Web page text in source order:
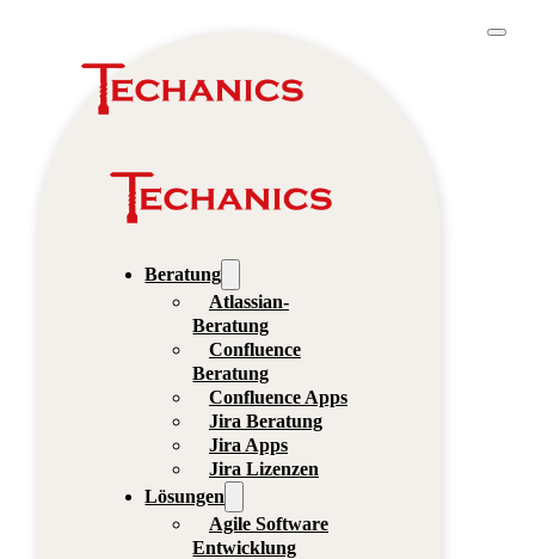
Beratung
Atlassian-
Beratung
Confluence
Beratung
Confluence Apps
Jira Beratung
Jira Apps
Jira Lizenzen
Lösungen
Agile Software
Entwicklung